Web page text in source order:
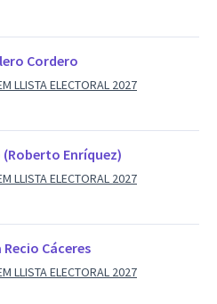
Cordero
LLISTA ELECTORAL 2027
(Roberto Enríquez)
LLISTA ELECTORAL 2027
Cáceres
LLISTA ELECTORAL 2027